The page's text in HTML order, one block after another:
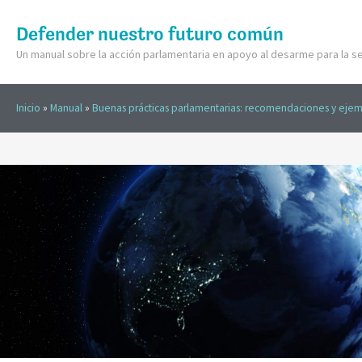
Defender nuestro futuro común
Un manual sobre la acción parlamentaria en apoyo al desarme para la
Inicio » Manual » Buenas prácticas parlamentarias: recomendaciones y